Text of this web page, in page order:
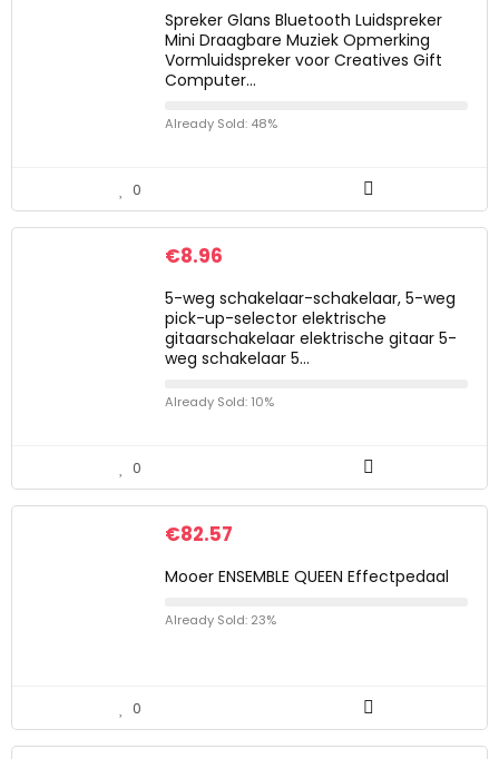
Spreker Glans Bluetooth Luidspreker
Mini Draagbare Muziek Opmerking
Vormluidspreker voor Creatives Gift
Computer…
Already Sold: 48%
0
€8.96
5-weg schakelaar-schakelaar, 5-weg
pick-up-selector elektrische
gitaarschakelaar elektrische gitaar 5-
weg schakelaar 5…
Already Sold: 10%
0
€82.57
Mooer ENSEMBLE QUEEN Effectpedaal
Already Sold: 23%
0